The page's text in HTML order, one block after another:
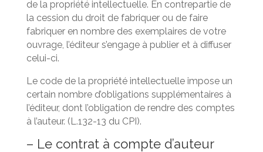
de la propriété intellectuelle. En contrepartie de
la cession du droit de fabriquer ou de faire
fabriquer en nombre des exemplaires de votre
ouvrage, l’éditeur s’engage à publier et à diffuser
celui-ci.
Le code de la propriété intellectuelle impose un
certain nombre d’obligations supplémentaires à
l’éditeur, dont l’obligation de rendre des comptes
à l’auteur. (L.132-13 du CPI).
– Le contrat à compte d’auteur